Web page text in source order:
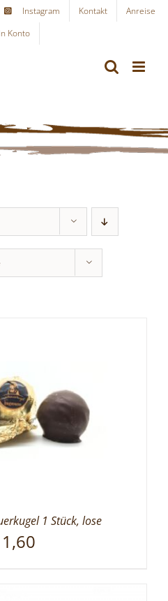
Instagram Kontakt
Anreise
Konto
1 Stück, lose
1,60